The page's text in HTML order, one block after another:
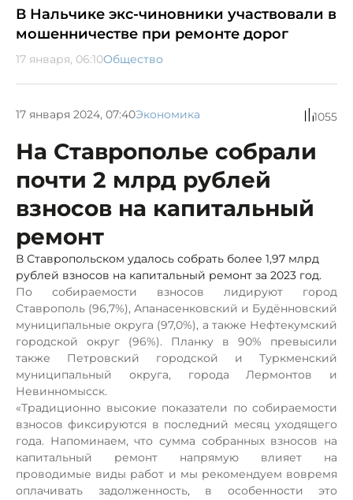
В Нальчике экс-чиновники участвовали в
мошенничестве при ремонте дорог
17 января, 06:10Общество
17 января 2024, 07:40Экономика 1055
На Ставрополье собрали
почти 2 млрд рублей
взносов на капитальный
ремонт
В Ставропольском удалось собрать более 1,97 млрд
рублей взносов на капитальный ремонт за 2023 год.
По собираемости взносов лидируют город
Ставрополь (96,7%), Апанасенковский и Будённовский
муниципальные округа (97,0%), а также Нефтекумский
городской округ (96%). Планку в 90% превысили
также Петровский городской и Туркменский
муниципальный округа, города Лермонтов и
Невинномысск.
«Традиционно высокие показатели по собираемости
взносов фиксируются в последний месяц уходящего
года. Напоминаем, что сумма собранных взносов на
капитальный ремонт напрямую влияет на
проводимые виды работ и мы рекомендуем вовремя
оплачивать задолженность, в особенности это